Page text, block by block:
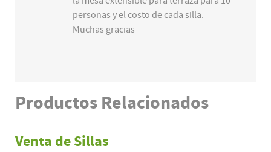
personas y el costo de cada silla.
Muchas gracias
Productos Relacionados
Venta de Sillas